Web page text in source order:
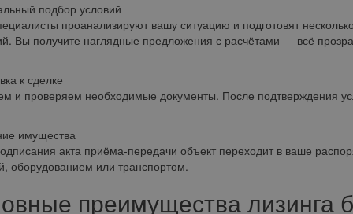
подбор условий
проанализируют вашу ситуацию и подготовят
Вы получите наглядные предложения с расчётами — всё
к сделке
и проверяем необходимые документы. После подтверждения
имущества
акта приёма-передачи объект переходит в ваше
оборудованием или транспортом.
преимущества лизинга